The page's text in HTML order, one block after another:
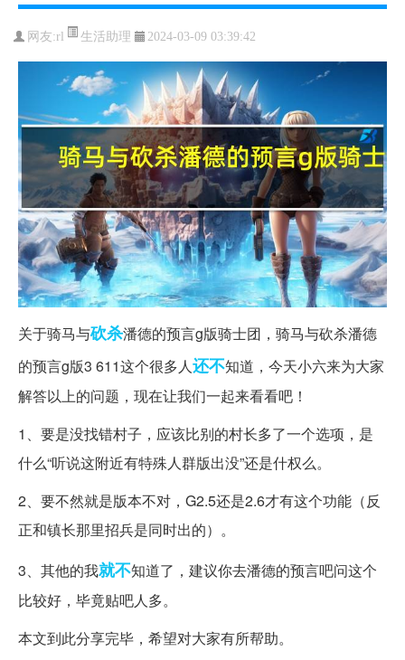
网友:rl 生活助理 2024-03-09 03:39:42
关于骑马与砍杀潘德的预言g版骑士团，骑马与砍杀潘德
的预言g版3 611这个很多人还不知道，今天小六来为大家
解答以上的问题，现在让我们一起来看看吧！
1、要是没找错村子，应该比别的村长多了一个选项，是
什么“听说这附近有特殊人群版出没”还是什权么。
2、要不然就是版本不对，G2.5还是2.6才有这个功能（反
正和镇长那里招兵是同时出的）。
3、其他的我就不知道了，建议你去潘德的预言吧问这个
比较好，毕竟贴吧人多。
本文到此分享完毕，希望对大家有所帮助。